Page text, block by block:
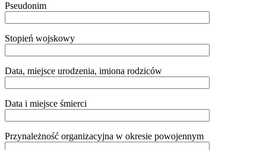
Pseudonim
Stopień wojskowy
Data, miejsce urodzenia, imiona rodziców
Data i miejsce śmierci
Przynależność organizacyjna w okresie powojennym